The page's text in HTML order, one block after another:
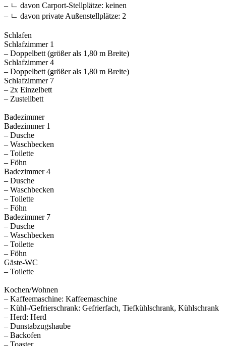
– ㄴ davon Carport-Stellplätze: keinen
– ㄴ davon private Außen­stellplätze: 2
Schlafen
Schlafzimmer 1
– Doppelbett (größer als 1,80 m Breite)
Schlafzimmer 4
– Doppelbett (größer als 1,80 m Breite)
Schlafzimmer 7
– 2x Einzelbett
– Zustellbett
Badezimmer
Badezimmer 1
– Dusche
– Waschbecken
– Toilette
– Föhn
Badezimmer 4
– Dusche
– Waschbecken
– Toilette
– Föhn
Badezimmer 7
– Dusche
– Waschbecken
– Toilette
– Föhn
Gäste-WC
– Toilette
Kochen/Wohnen
– Kaffeemaschine: Kaffeemaschine
– Kühl-/Gefrierschrank: Gefrierfach, Tiefkühlschrank, Kühlschrank
– Herd: Herd
– Dunstabzugshaube
– Backofen